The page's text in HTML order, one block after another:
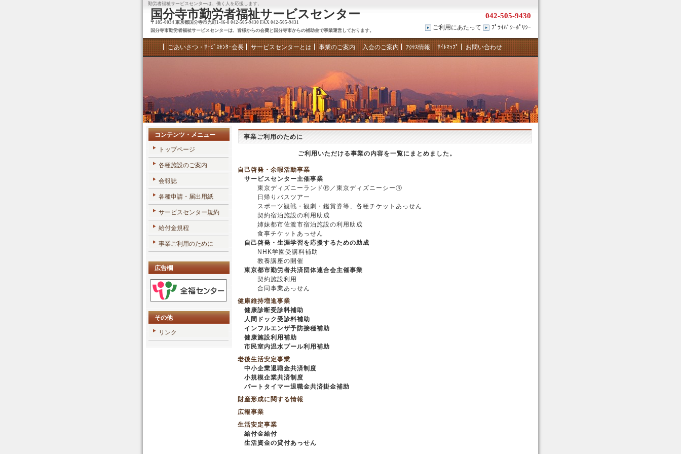
勤労者福祉サービスセンターは、働く人を応援します。
国分寺市勤労者福祉サービスセンター
〒185-0034 東京都国分寺市光町1-46-8 042-505-9430 FAX 042-505-9431
国分寺市勤労者福祉サービスセンターは、皆様からの会費と国分寺市からの補助金で事業運営しております。
042-505-9430
ご利用にあたって ﾌﾟﾗｲﾊﾞｼｰﾎﾟﾘｼｰ
ごあいさつ・ｻｰﾋﾞｽｾﾝﾀｰ会長 サービスセンターとは 事業のご案内 入会のご案内 ｱｸｾｽ情報 ｻｲﾄﾏｯﾌﾟ お問い合わせ
事業ご利用のために
ご利用いただける事業の内容を一覧にまとめました。
自己啓発・余暇活動事業
サービスセンター主催事業
東京ディズニーランドⓇ／東京ディズニーシーⓇ
日帰りバスツアー
スポーツ観戦・観劇・鑑賞券等、各種チケットあっせん
契約宿泊施設の利用助成
姉妹都市佐渡市宿泊施設の利用助成
食事チケットあっせん
自己啓発・生涯学習を応援するための助成
NHK学園受講料補助
教養講座の開催
東京都市勤労者共済団体連合会主催事業
契約施設利用
合同事業あっせん
健康維持増進事業
健康診断受診料補助
人間ドック受診料補助
インフルエンザ予防接種補助
健康施設利用補助
市民室内温水プール利用補助
老後生活安定事業
中小企業退職金共済制度
小規模企業共済制度
パートタイマー退職金共済掛金補助
財産形成に関する情報
広報事業
生活安定事業
給付金給付
生活資金の貸付あっせん
コンテンツ・メニュー
トップページ
各種施設のご案内
会報誌
各種申請・届出用紙
サービスセンター規約
給付金規程
事業ご利用のために
広告欄
その他
リンク